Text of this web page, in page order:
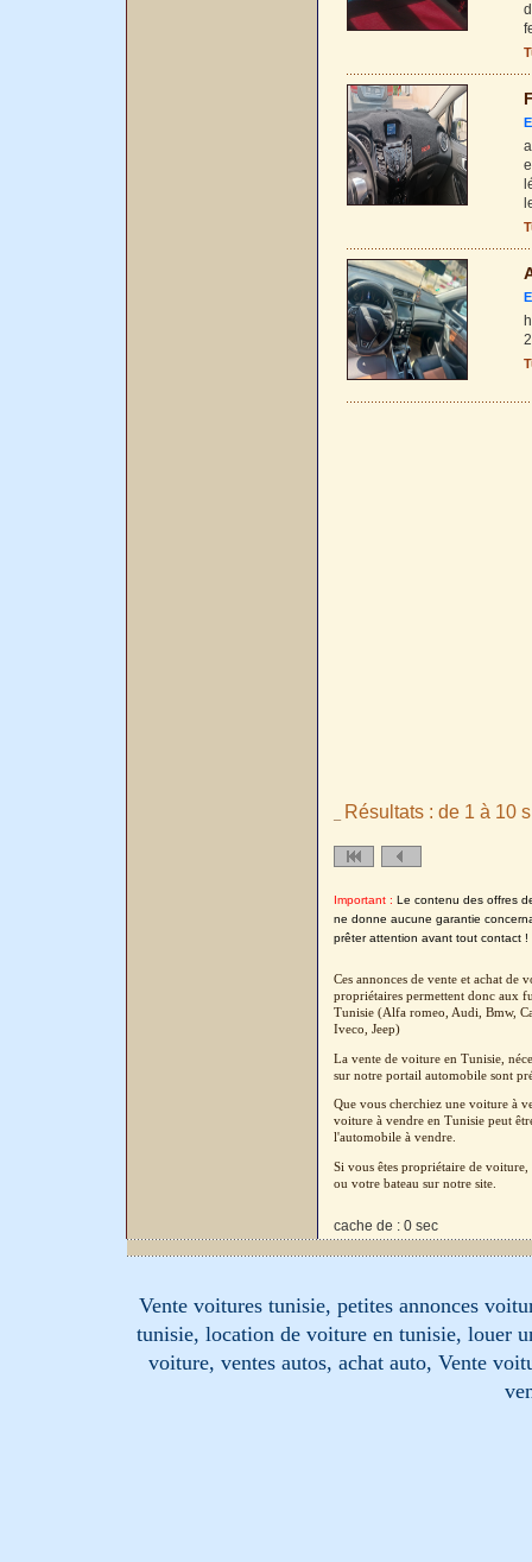
Résultats : de 1 à 10
Important : Le contenu des offres
ne donne aucune garantie
prêter attention avant tout contact !
Ces annonces de vente et achat de
propriétaires permettent donc aux
Tunisie (Alfa romeo, Audi, Bmw,
Iveco, Jeep)
La vente de voiture en Tunisie,
sur notre portail automobile sont
Que vous cherchiez une voiture à
voiture à vendre en Tunisie peut
l'automobile à vendre.
Si vous êtes propriétaire de
ou votre bateau sur notre site.
cache de : 0 sec
Vente voitures tunisie, petites annonces
tunisie, location de voiture en tunisie, louer
voiture, ventes autos, achat auto, Vente